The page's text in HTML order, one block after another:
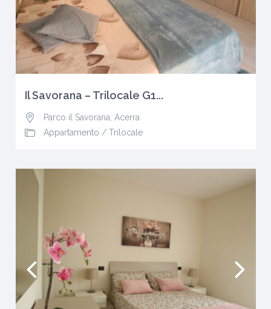
Il Savorana – Trilocale G1...
Parco il Savorana Acerra
Appartamento / Trilocale